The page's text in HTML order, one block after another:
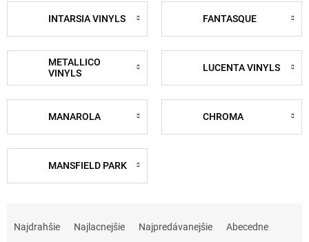
INTARSIA VINYLS FANTASQUE
METALLICO
VINYLS
LUCENTA VINYLS
MANAROLA CHROMA
MANSFIELD PARK
Najdrahšie Najlacnejšie Najpredávanejšie Abecedne